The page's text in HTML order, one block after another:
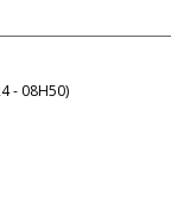
- 08H50)